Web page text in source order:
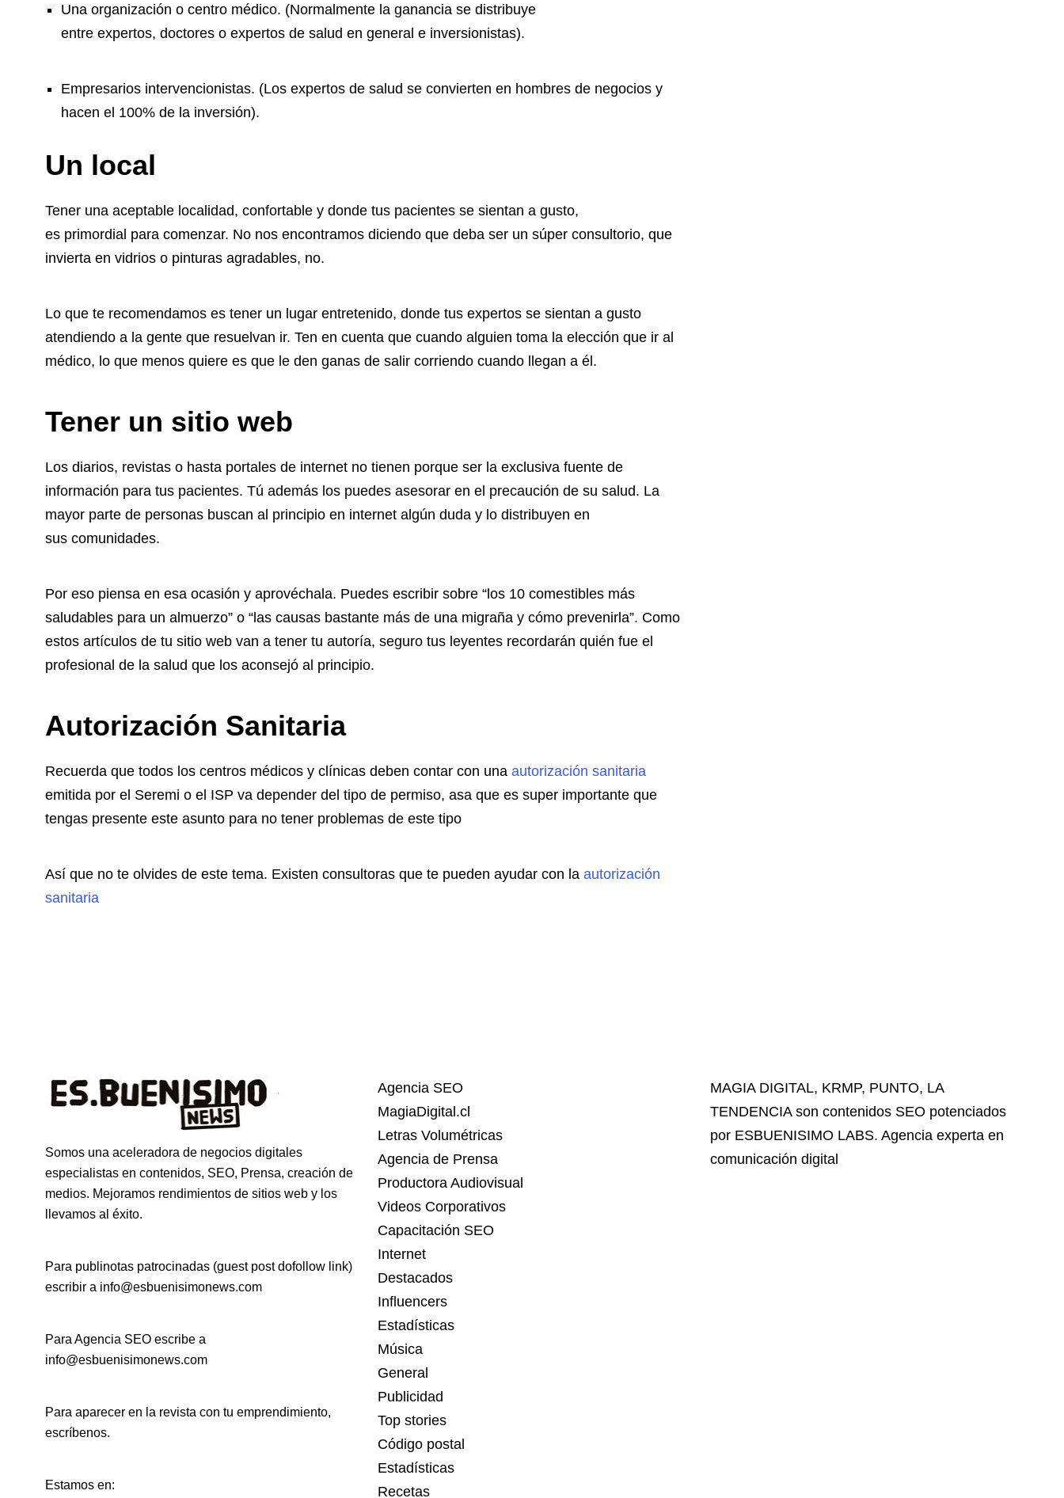
Una organización o centro médico. (Normalmente la ganancia se distribuye
entre expertos, doctores o expertos de salud en general e inversionistas).
Empresarios intervencionistas. (Los expertos de salud se convierten en hombres de negocios y
hacen el 100% de la inversión).
Un local
Tener una aceptable localidad, confortable y donde tus pacientes se sientan a gusto,
es primordial para comenzar. No nos encontramos diciendo que deba ser un súper consultorio, que
invierta en vidrios o pinturas agradables, no.
Lo que te recomendamos es tener un lugar entretenido, donde tus expertos se sientan a gusto
atendiendo a la gente que resuelvan ir. Ten en cuenta que cuando alguien toma la elección que ir al
médico, lo que menos quiere es que le den ganas de salir corriendo cuando llegan a él.
Tener un sitio web
Los diarios, revistas o hasta portales de internet no tienen porque ser la exclusiva fuente de
información para tus pacientes. Tú además los puedes asesorar en el precaución de su salud. La
mayor parte de personas buscan al principio en internet algún duda y lo distribuyen en
sus comunidades.
Por eso piensa en esa ocasión y aprovéchala. Puedes escribir sobre “los 10 comestibles más
saludables para un almuerzo” o “las causas bastante más de una migraña y cómo prevenirla”. Como
estos artículos de tu sitio web van a tener tu autoría, seguro tus leyentes recordarán quién fue el
profesional de la salud que los aconsejó al principio.
Autorización Sanitaria
Recuerda que todos los centros médicos y clínicas deben contar con una autorización sanitaria
emitida por el Seremi o el ISP va depender del tipo de permiso, asa que es super importante que
tengas presente este asunto para no tener problemas de este tipo
Así que no te olvides de este tema. Existen consultoras que te pueden ayudar con la autorización
sanitaria
Somos una aceleradora de negocios digitales
especialistas en contenidos, SEO, Prensa, creación de
medios. Mejoramos rendimientos de sitios web y los
llevamos al éxito.
Para publinotas patrocinadas (guest post dofollow link)
escribir a info@esbuenisimonews.com
Para Agencia SEO escribe a
info@esbuenisimonews.com
Para aparecer en la revista con tu emprendimiento,
escríbenos.
Estamos en:
Agencia SEO
MagiaDigital.cl
Letras Volumétricas
Agencia de Prensa
Productora Audiovisual
Videos Corporativos
Capacitación SEO
Internet
Destacados
Influencers
Estadísticas
Música
General
Publicidad
Top stories
Código postal
Estadísticas
Recetas
MAGIA DIGITAL, KRMP, PUNTO, LA
TENDENCIAson contenidos SEO potenciados
por ESBUENISIMO LABS. Agencia experta en
comunicación digital